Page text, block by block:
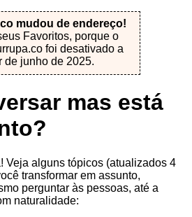
mudou de endereço!
Favoritos, porque o
foi desativado a
de junho de 2025.
mas está
Veja alguns tópicos (atualizados 4
transformar em assunto,
perguntar às pessoas, até a
naturalidade: